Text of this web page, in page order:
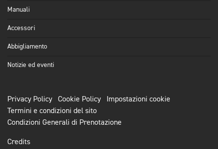
Manuali
Accessori
Abbigliamento
Notizie ed eventi
Privacy Policy Cookie Policy
Impostazioni cookie
Termini e condizioni del sito
Condizioni Generali di Prenotazione
Credits